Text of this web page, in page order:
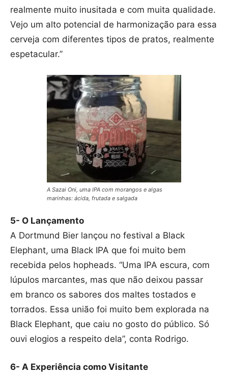
realmente muito inusitada e com muita qualidade.
Vejo um alto potencial de harmonização para essa
cerveja com diferentes tipos de pratos, realmente
espetacular.”
A Sazai Oni, uma IPA com morangos e algas
marinhas: ácida, frutada e salgada
5- O Lançamento
A Dortmund Bier lançou no festival a Black
Elephant, uma Black IPA que foi muito bem
recebida pelos hopheads. “Uma IPA escura, com
lúpulos marcantes, mas que não deixou passar
em branco os sabores dos maltes tostados e
torrados. Essa união foi muito bem explorada na
Black Elephant, que caiu no gosto do público. Só
ouvi elogios a respeito dela”, conta Rodrigo.
6- A Experiência como Visitante